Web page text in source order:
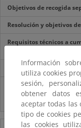
Objetivos de recogida
Resolución y objetivos
Requisitos técnicos a
Preguntas Frecuentes
Acuerdo de la Comisión
sobre la operación de
(silicio)
Información
utiliza cookies
sesión,
obtener datos
aceptar todas las
tipo de cookies
las cookies